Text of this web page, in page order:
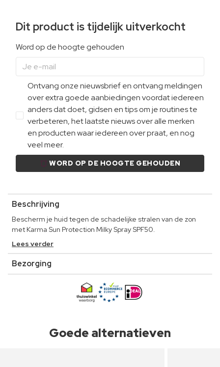
Dit product is tijdelijk uitverkocht
Word op de hoogte gehouden
Ontvang onze nieuwsbrief en ontvang meldingen
over extra goede aanbiedingen voordat iedereen
anders dat doet, gidsen en tips om je routines te
verbeteren, het laatste nieuws over alle merken
en producten waar iedereen over praat, en nog
veel meer.
WORD OP DE HOOGTE GEHOUDEN
Beschrijving
Bescherm je huid tegen de schadelijke stralen van de zon
met Karma Sun Protection Milky Spray SPF50.
Lees verder
Bezorging
Goede alternatieven